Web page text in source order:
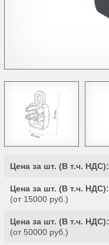
Цена за шт. (В т.ч. НДС):
Цена за шт. (В т.ч. НДС):
(от 15000 руб.)
Цена за шт. (В т.ч. НДС):
(от 50000 руб.)